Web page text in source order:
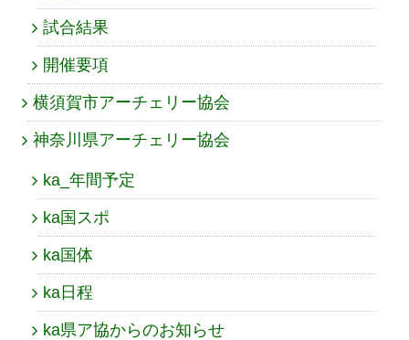
試合結果
開催要項
横須賀市アーチェリー協会
神奈川県アーチェリー協会
ka_年間予定
ka国スポ
ka国体
ka日程
ka県ア協からのお知らせ